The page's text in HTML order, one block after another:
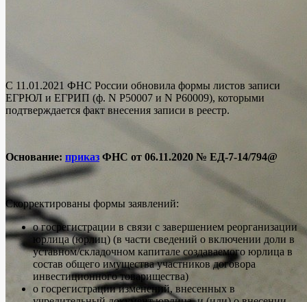
С 11.01.2021 ФНС России обновила формы листов записи
ЕГРЮЛ и ЕГРИП (ф. N Р50007 и N Р60009), которыми
подтверждается факт внесения записи в реестр.
Основание: приказ ФНС от 06.11.2020 № ЕД-7-14/794@
Скорректированы формы заявлений:
о госрегистрации в связи с завершением реорганизации
юрлица (юрлиц) (в части сведений о включении доли в
уставном/складочном капитале создаваемого юрлица в
состав общего имущества участников договора
инвестиционного товарищества)
о госрегистрации изменений, внесенных в